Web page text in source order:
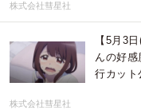
株式会社彗星社
【5月3
んの好
行カット
株式会社彗星社